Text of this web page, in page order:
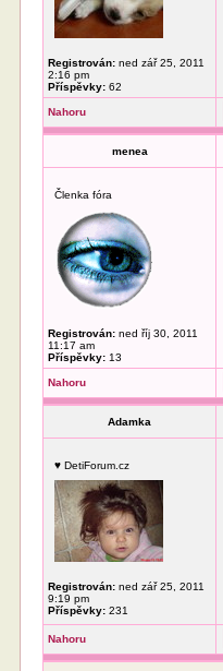
Registrován: ned zář 25, 2011
2:16 pm
Příspěvky: 62
Nahoru
menea
Členka fóra
Registrován: ned říj 30, 2011
11:17 am
Příspěvky: 13
Nahoru
Adamka
♥ DetiForum.cz
Registrován: ned zář 25, 2011
9:19 pm
Příspěvky: 231
Nahoru